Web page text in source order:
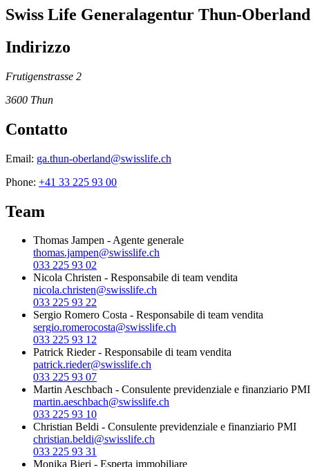
Swiss Life Generalagentur Thun-Oberland
Indirizzo
Frutigenstrasse 2
3600 Thun
Contatto
Email: ga.thun-oberland@swisslife.ch
Phone: +41 33 225 93 00
Team
Thomas Jampen -Agente generale
thomas.jampen@swisslife.ch
033 225 93 02
Nicola Christen - Responsabile di team vendita
nicola.christen@swisslife.ch
033 225 93 22
Sergio Romero Costa - Responsabile di team vendita
sergio.romerocosta@swisslife.ch
033 225 93 12
Patrick Rieder- Responsabile di team vendita
patrick.rieder@swisslife.ch
033 225 93 07
Martin Aeschbach - Consulente previdenziale e finanziario PMI
martin.aeschbach@swisslife.ch
033 225 93 10
Christian Beldi - Consulente previdenziale e finanziario PMI
christian.beldi@swisslife.ch
033 225 93 31
Monika Bieri - Esperta immobiliare